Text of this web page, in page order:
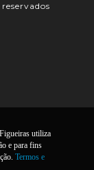
utiliza
e para fins
Termos e